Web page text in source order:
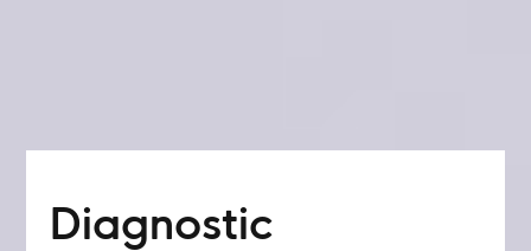
Diagnostic